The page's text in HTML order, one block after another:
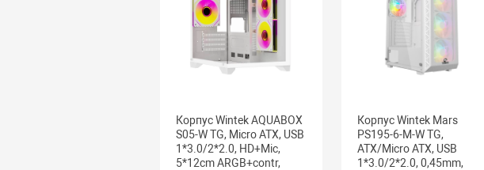
Корпус Wintek AQUABOX
S05-W TG, Micro ATX, USB
1*3.0/2*2.0, HD+Mic,
5*12cm ARGB+contr,
Корпус Wintek Mars
PS195-6-M-W TG,
ATX/Micro ATX, USB
1*3.0/2*2.0, 0,45mm,